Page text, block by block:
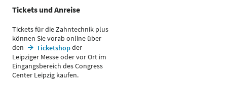
Tickets und Anreise
Tickets für die Zahntechnik plus
können Sie vorab online über
den
Ticketshopder
Leipziger Messe oder vor Ort im
Eingangsbereich des Congress
Center Leipzig kaufen.